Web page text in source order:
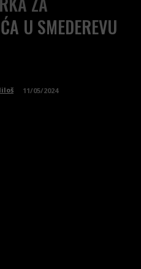
U SMEDEREVU
11/05/2024